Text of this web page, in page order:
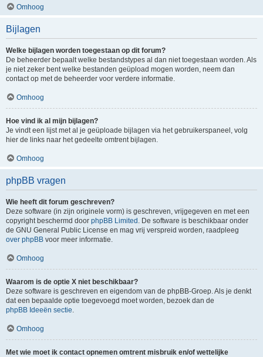
Omhoog
Bijlagen
Welke bijlagen worden toegestaan op dit forum?
De beheerder bepaalt welke bestandstypes al dan niet toegestaan worden. Als
je niet zeker bent welke bestanden geüpload mogen worden, neem dan
contact op met de beheerder voor verdere informatie.
Omhoog
Hoe vind ik al mijn bijlagen?
Je vindt een lijst met al je geüploade bijlagen via het gebruikerspaneel, volg
hier de links naar het gedeelte omtrent bijlagen.
Omhoog
phpBB vragen
Wie heeft dit forum geschreven?
Deze software (in zijn originele vorm) is geschreven, vrijgegeven en met een
copyright beschermd door phpBB Limited . De software is beschikbaar onder
de GNU General Public License en mag vrij verspreid worden, raadpleeg
over phpBB voor meer informatie.
Omhoog
Waarom is de optie X niet beschikbaar?
Deze software is geschreven en eigendom van de phpBB-Groep. Als je denkt
dat een bepaalde optie toegevoegd moet worden, bezoek dan de
phpBB Ideeën sectie.
Omhoog
Met wie moet ik contact opnemen omtrent misbruik en/of wettelijke